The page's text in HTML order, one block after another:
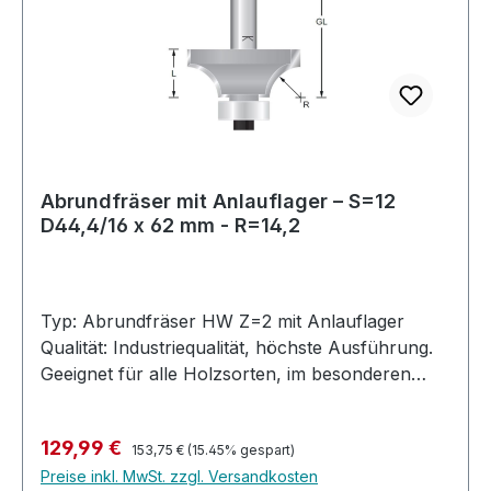
mm - 50 mm: 18.000 U/minØ 51 mm - 75 mm:
16.000 U/minØ 76 mm - 100 mm: 12.000 U/min
Abrundfräser mit Anlauflager – S=12
D44,4/16 x 62 mm - R=14,2
Typ: Abrundfräser HW Z=2 mit Anlauflager
Qualität: Industriequalität, höchste Ausführung.
Geeignet für alle Holzsorten, im besonderen
Profilfräser mit 2 Anlauflagern. Abrunden mit
16mm und Viertelstab mit 12.7 mm Anlauflager.
Verkaufspreis:
129,99 € Regulärer Preis:
153,75 € (15.45% gespart)
Preise inkl. MwSt. zzgl. Versandkosten